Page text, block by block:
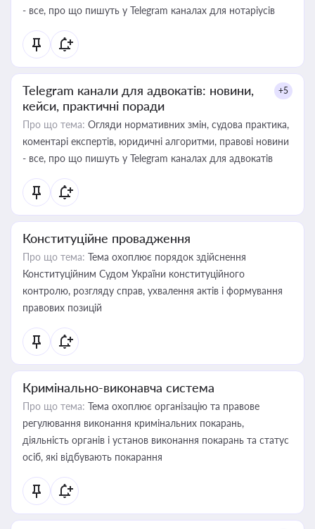
- все, про що пишуть у Telegram каналах для нотаріусів
Telegram канали для адвокатів: новини,
кейси, практичні поради
+5
Про що тема: Огляди нормативних змін, судова практика,
коментарі експертів, юридичні алгоритми, правові новини
- все, про що пишуть у Telegram каналах для адвокатів
Конституційне провадження
Про що тема: Тема охоплює порядок здійснення
Конституційним Судом України конституційного
контролю, розгляду справ, ухвалення актів і формування
правових позицій
Кримінально-виконавча система
Про що тема: Тема охоплює організацію та правове
регулювання виконання кримінальних покарань,
діяльність органів і установ виконання покарань та статус
осіб, які відбувають покарання